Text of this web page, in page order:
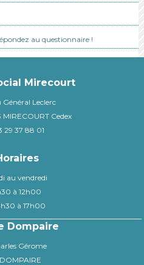
au questionnaire !
Mirecourt
Général Leclerc
MIRECOURT Cedex
29 37 88 01
au vendredi
à 12h00
à 17h00
Dompaire
Gérome